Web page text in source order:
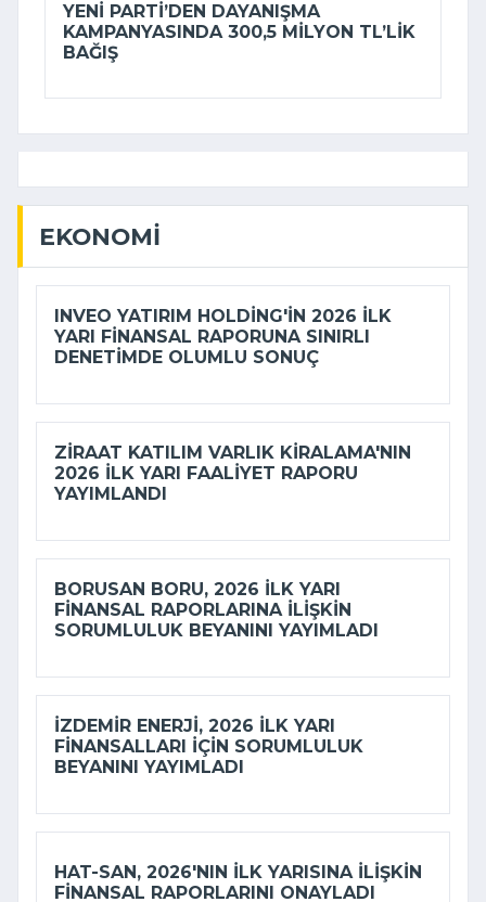
YENİ PARTI’DEN DAYANIŞMA
KAMPANYASINDA 300,5 MILYON TL’LIK
BAĞIŞ
EKONOMI
INVEO YATIRIM HOLDING'IN 2026 ILK
YARI FINANSAL RAPORUNA SINIRLI
DENETIMDE OLUMLU SONUÇ
ZIRAAT KATILIM VARLIK KIRALAMA'NIN
2026 ILK YARI FAALIYET RAPORU
YAYIMLANDI
BORUSAN BORU, 2026 ILK YARI
FINANSAL RAPORLARINA ILIŞKIN
SORUMLULUK BEYANINI YAYIMLADI
İZDEMİR ENERJI, 2026 ILK YARI
FINANSALLARI IÇIN SORUMLULUK
BEYANINI YAYIMLADI
HAT-SAN, 2026'NIN ILK YARISINA ILIŞKIN
FINANSAL RAPORLARINI ONAYLADI